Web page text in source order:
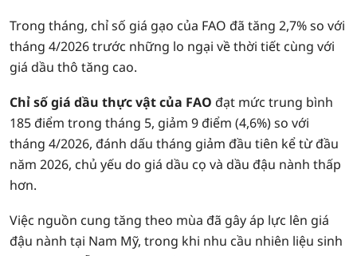
Trong tháng, chỉ số giá gạo của FAO đã tăng 2,7% so với
tháng 4/2026 trước những lo ngại về thời tiết cùng với
giá dầu thô tăng cao.
Chỉ số giá dầu thực vật của FAO đạt mức trung bình
185 điểm trong tháng 5, giảm 9 điểm (4,6%) so với
tháng 4/2026, đánh dấu tháng giảm đầu tiên kể từ đầu
năm 2026, chủ yếu do giá dầu cọ và dầu đậu nành thấp
hơn.
Việc nguồn cung tăng theo mùa đã gây áp lực lên giá
đậu nành tại Nam Mỹ, trong khi nhu cầu nhiên liệu sinh